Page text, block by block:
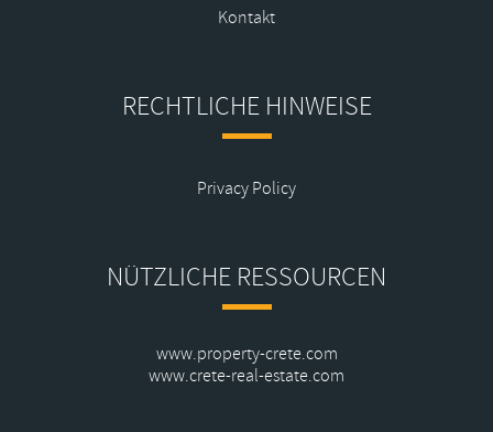
Kontakt
RECHTLICHE HINWEISE
Privacy Policy
NÜTZLICHE RESSOURCEN
www.property-crete.com
www.crete-real-estate.com